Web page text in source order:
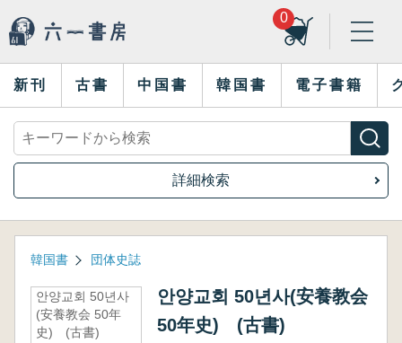
0
新刊 古書 中国書 韓国書 電子書籍
詳細検索
韓国書 団体史誌
안양교회 50년사
(安養教会 50年
史) (古書)
안양교회 50년사(安養教会
50年史) (古書)